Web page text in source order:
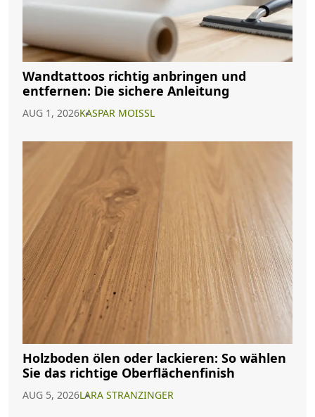
Wandtattoos richtig anbringen und
entfernen: Die sichere Anleitung
AUG 1, 2026KASPAR MOISSL
Holzboden ölen oder lackieren: So wählen
Sie das richtige Oberflächenfinish
AUG 5, 2026LARA STRANZINGER